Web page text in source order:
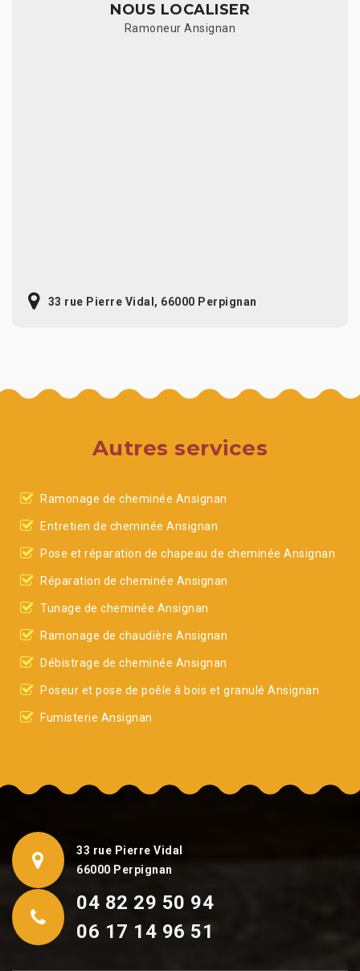
NOUS LOCALISER
Ramoneur Ansignan
33 rue Pierre Vidal, 66000 Perpignan
Autres services
Ramonage de cheminée Ansignan
Entretien de cheminée Ansignan
Pose et réparation de chapeau de cheminée Ansignan
Réparation de cheminée Ansignan
Tunage de cheminée Ansignan
Ramonage de chaudière Ansignan
Débistrage de cheminée Ansignan
Poseur et pose de poêle à bois et granulé Ansignan
Fumisterie Ansignan
33 rue Pierre Vidal
66000 Perpignan
04 82 29 50 94
06 17 14 96 51